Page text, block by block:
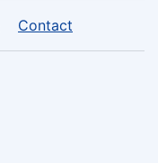
Contact